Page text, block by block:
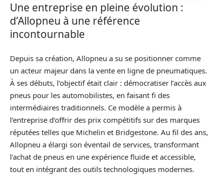
Une entreprise en pleine évolution :
d’Allopneu à une référence
incontournable
Depuis sa création, Allopneu a su se positionner comme
un acteur majeur dans la vente en ligne de pneumatiques.
À ses débuts, l’objectif était clair : démocratiser l’accès aux
pneus pour les automobilistes, en faisant fi des
intermédiaires traditionnels. Ce modèle a permis à
l’entreprise d’offrir des prix compétitifs sur des marques
réputées telles que Michelin et Bridgestone. Au fil des ans,
Allopneu a élargi son éventail de services, transformant
l’achat de pneus en une expérience fluide et accessible,
tout en intégrant des outils technologiques modernes.